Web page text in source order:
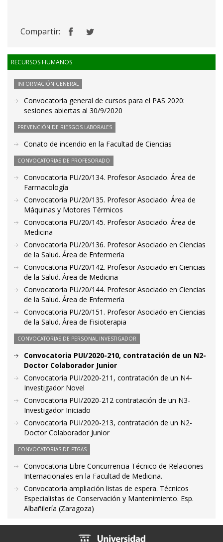
Compartir:
RECURSOS HUMANOS
INFORMACIÓN GENERAL
Convocatoria general de cursos para el PAS 2020:
sesiones abiertas al 30/9/2020
PREVENCIÓN DE RIESGOS LABORALES
Conato de incendio en la Facultad de Ciencias
CONVOCATORIAS DE PROFESORADO
Convocatoria PU/20/134. Profesor Asociado. Área de
Farmacología
Convocatoria PU/20/135. Profesor Asociado. Área de
Máquinas y Motores Térmicos
Convocatoria PU/20/145. Profesor Asociado. Área de
Medicina
Convocatoria PU/20/136. Profesor Asociado en Ciencias
de la Salud. Área de Enfermería
Convocatoria PU/20/142. Profesor Asociado en Ciencias
de la Salud. Área de Medicina
Convocatoria PU/20/144. Profesor Asociado en Ciencias
de la Salud. Área de Enfermería
Convocatoria PU/20/151. Profesor Asociado en Ciencias
de la Salud. Área de Fisioterapia
CONVOCATORIAS DE PERSONAL INVESTIGADOR
Convocatoria PUI/2020-210, contratación de un N2-
Doctor Colaborador Junior
Convocatoria PUI/2020-211, contratación de un N4-
Investigador Novel
Convocatoria PUI/2020-212 contratación de un N3-
Investigador Iniciado
Convocatoria PUI/2020-213, contratación de un N2-
Doctor Colaborador Junior
CONVOCATORIAS DE PTGAS
Convocatoria Libre Concurrencia Técnico de Relaciones
Internacionales en la Facultad de Medicina.
Convocatoria ampliación listas de espera. Técnicos
Especialistas de Conservación y Mantenimiento. Esp.
Albañilería (Zaragoza)